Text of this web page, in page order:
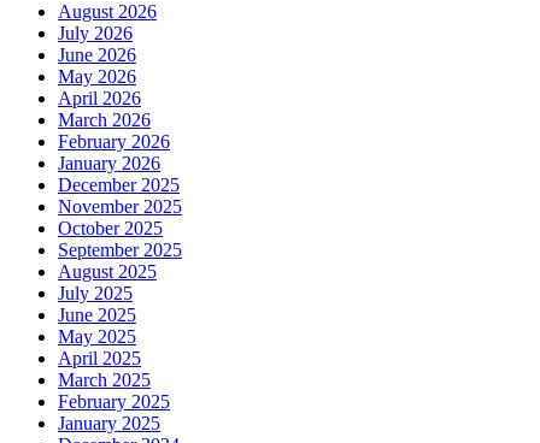
August 2026
July 2026
June 2026
May 2026
April 2026
March 2026
February 2026
January 2026
December 2025
November 2025
October 2025
September 2025
August 2025
July 2025
June 2025
May 2025
April 2025
March 2025
February 2025
January 2025